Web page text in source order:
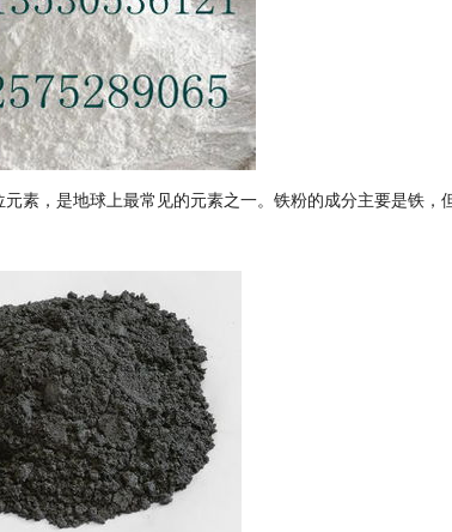
素，是地球上最常见的元素之一。铁粉的成分主要是铁，